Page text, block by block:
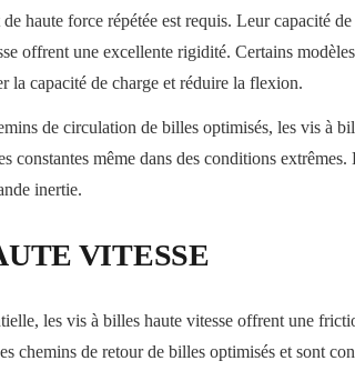
haute force répétée est requis. Leur capacité
offrent une excellente rigidité. Certains
la capacité de charge et réduire la flexion.
de circulation de billes optimisés, les vis à
constantes même dans des conditions
inertie.
VITESSE
les vis à billes haute vitesse offrent une
chemins de retour de billes optimisés et sont